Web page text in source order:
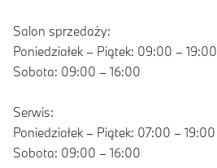
Salon sprzedaży:
Poniedziałek – Piątek: 09:00 – 19:00
Sobota: 09:00 – 16:00
Serwis:
Poniedziałek – Piątek: 07:00 – 19:00
Sobota: 09:00 – 16:00